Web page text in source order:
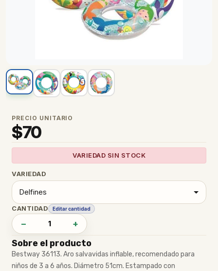
PRECIO UNITARIO
$70
VARIEDAD SIN STOCK
VARIEDAD
CANTIDAD Editar cantidad
− +
Sobre el producto
Bestway 36113. Aro salvavidas inflable, recomendado para
niños de 3 a 6 años. Diámetro 51cm. Estampado con